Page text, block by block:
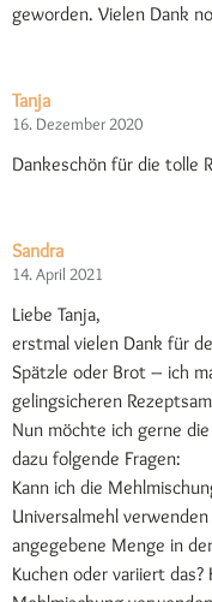
geworden. Vielen Dank
Tanja
16. Dezember 2020
Dankeschön für die tolle
Sandra
14. April 2021
Liebe Tanja,
erstmal vielen Dank für
Spätzle oder Brot – ich
gelingsicheren
Nun möchte ich gerne
dazu folgende Fragen:
Kann ich die
Universalmehl
angegebene Menge in
Kuchen oder variiert